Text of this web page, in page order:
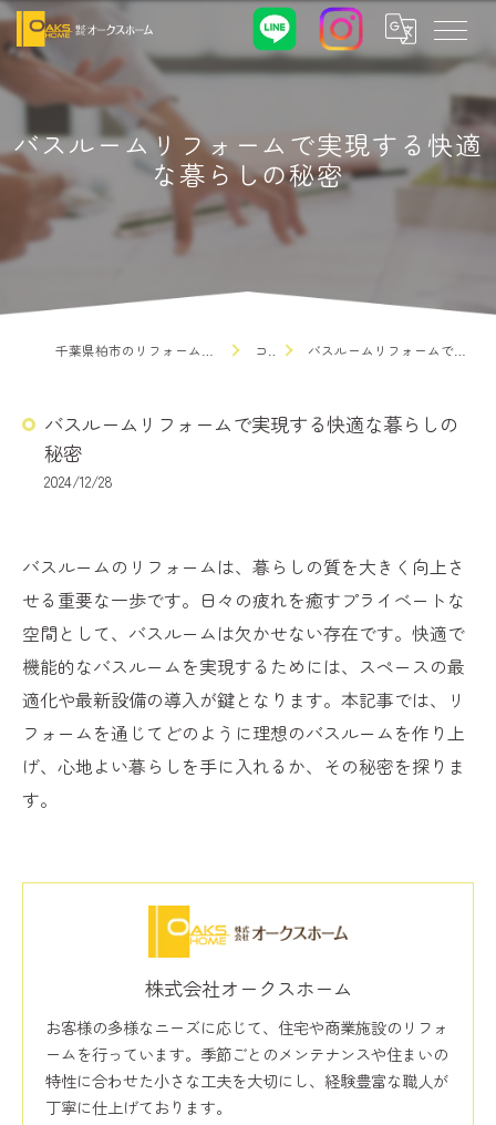
バスルームリフォームで実現する快適
な暮らしの秘密
コラム バスルームリフォームで実現する快適な暮らしの秘密
バスルームリフォームで実現する快適な暮らしの
秘密
2024/12/28
バスルームのリフォームは、暮らしの質を大きく向上さ
せる重要な一歩です。日々の疲れを癒すプライベートな
空間として、バスルームは欠かせない存在です。快適で
機能的なバスルームを実現するためには、スペースの最
適化や最新設備の導入が鍵となります。本記事では、リ
フォームを通じてどのように理想のバスルームを作り上
げ、心地よい暮らしを手に入れるか、その秘密を探りま
す。
株式会社オークスホーム
お客様の多様なニーズに応じて、住宅や商業施設のリフォ
ームを行っています。季節ごとのメンテナンスや住まいの
特性に合わせた小さな工夫を大切にし、経験豊富な職人が
丁寧に仕上げております。